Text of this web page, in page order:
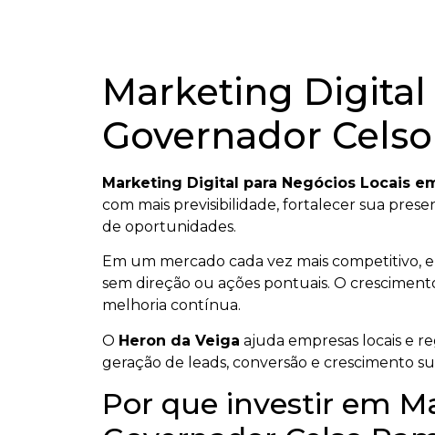
Marketing Digital
Governador
Marketing Digital para Negócios Locais
com mais previsibilidade, fortalecer sua
de oportunidades.
Em um mercado cada vez mais competitivo,
sem direção ou ações pontuais. O
melhoria contínua.
O Heron da Veiga ajuda empresas locais e
geração de leads, conversão e crescimento
Por que investir em